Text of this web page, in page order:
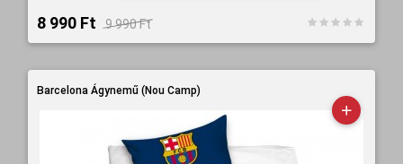
8 990 Ft‎ 9 990 Ft‎
Barcelona Ágynemű (Nou Camp)